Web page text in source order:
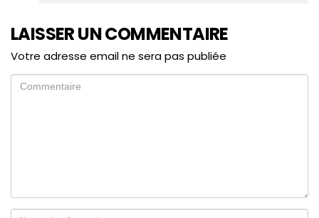
LAISSER UN COMMENTAIRE
Votre adresse email ne sera pas publiée